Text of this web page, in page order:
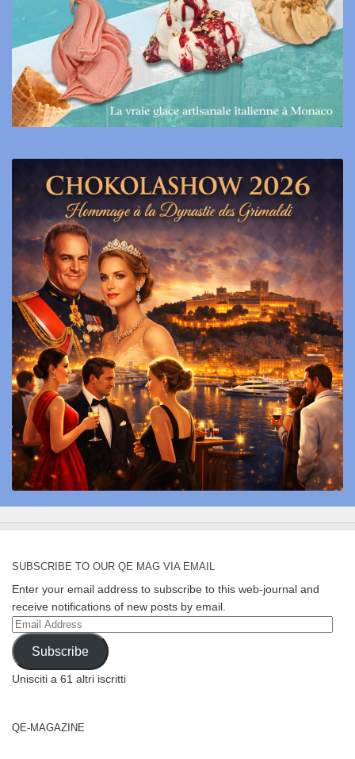
SUBSCRIBE TO OUR QE MAG VIA EMAIL
Enter your email address to subscribe to this web-journal and
receive notifications of new posts by email.
Email
Address
Subscribe
Unisciti a 61 altri iscritti
QE-MAGAZINE